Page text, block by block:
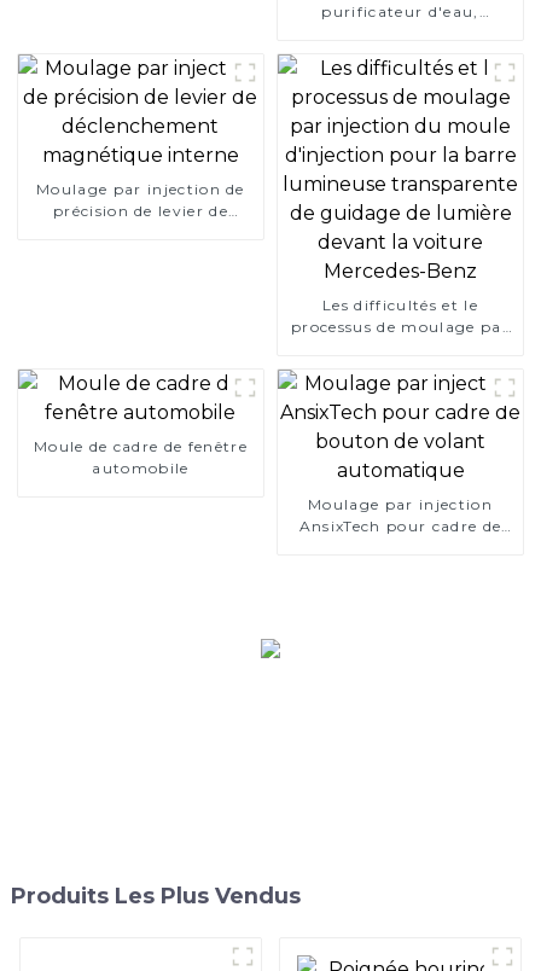
purificateur d'eau,
plastique, élément filtrant,
couvercle de manchon en
PP
Moulage par injection de
précision de levier de
Les difficultés et le
processus de moulage par
lumineuse transparente de
guidage de lumière devant
la voiture Mercedes-Benz
Moule de cadre de fenêtre
automobile
Moulage par injection
AnsixTech pour cadre de
Produits Les Plus Vendus